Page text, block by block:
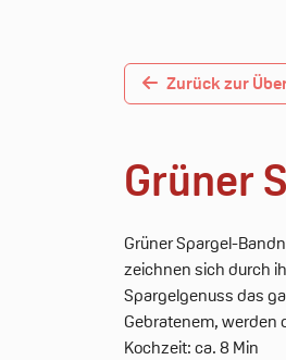
Zurück zur
Grüner
Grüner Spargel-
zeichnen sich durch
Spargelgenuss das
Gebratenem, werden
Kochzeit: ca. 8 Min